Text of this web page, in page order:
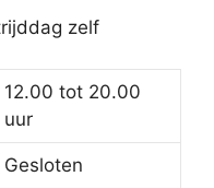
zelf
12.00 tot 20.00
uur
Gesloten